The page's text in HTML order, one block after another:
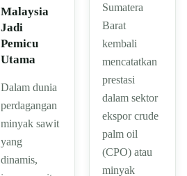
Malaysia
Jadi
Pemicu
Utama
Dalam dunia
perdagangan
minyak sawit
yang
dinamis,
Sumatera
Barat
kembali
mencatatkan
prestasi
dalam sektor
ekspor crude
palm oil
(CPO) atau
minyak